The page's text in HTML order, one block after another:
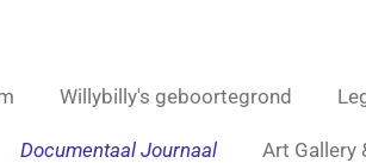
Willybilly's geboortegrond
Documentaal Journaal Art Gallery